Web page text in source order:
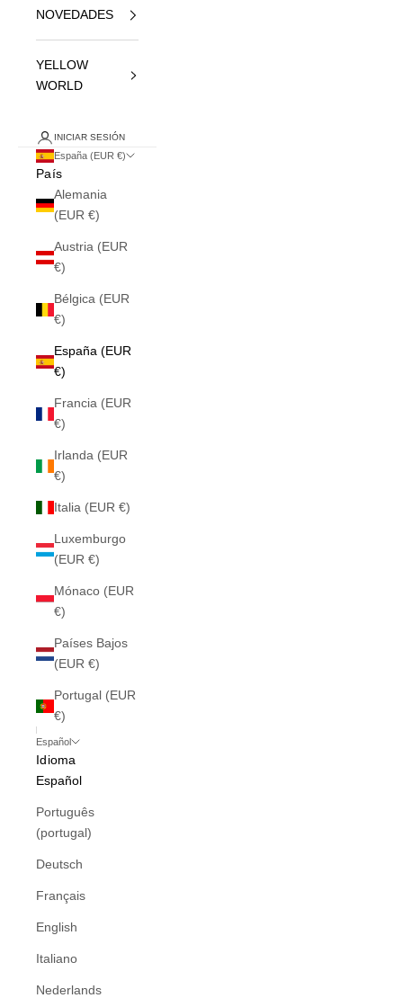
NOVEDADES
YELLOW
WORLD
INICIAR SESIÓN
España (EUR €)
País
Alemania
(EUR €)
Austria (EUR
€)
Bélgica (EUR
€)
España (EUR
€)
Francia (EUR
€)
Irlanda (EUR
€)
Italia (EUR €)
Luxemburgo
(EUR €)
Mónaco (EUR
€)
Países Bajos
(EUR €)
Portugal (EUR
€)
Español
Idioma
Español
Português
(portugal)
Deutsch
Français
English
Italiano
Nederlands